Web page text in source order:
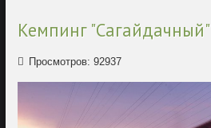
Кемпинг "Сагайдачный"
Просмотров: 92937